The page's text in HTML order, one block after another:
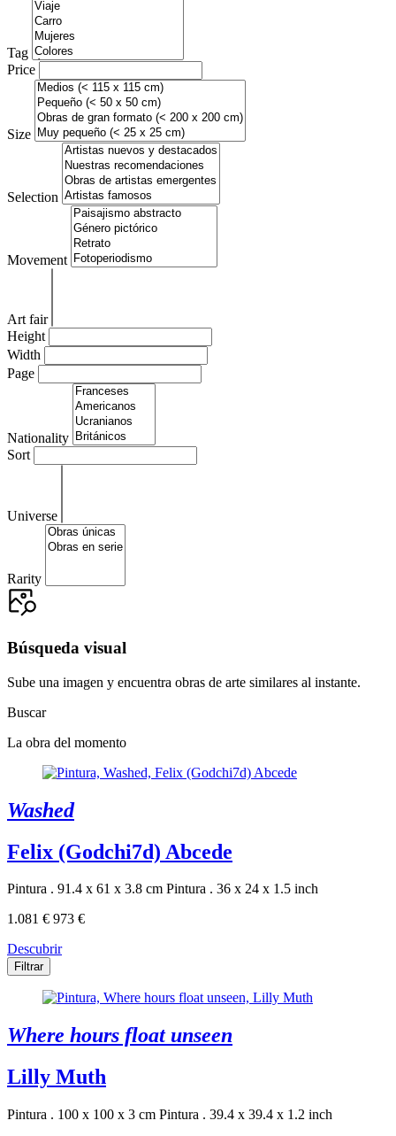
Tag
Price
Size
Selection
Movement
Art fair
Height
Width
Page
Nationality
Sort
Universe
Rarity
Búsqueda visual
Sube una imagen y encuentra obras de arte similares al instante.
Buscar
La obra del momento
Washed
Felix (Godchi7d) Abcede
Pintura . 91.4 x 61 x 3.8 cm Pintura . 36 x 24 x 1.5 inch
1.081 € 973 €
Descubrir
Filtrar
Where hours float unseen
Lilly Muth
Pintura . 100 x 100 x 3 cm Pintura . 39.4 x 39.4 x 1.2 inch